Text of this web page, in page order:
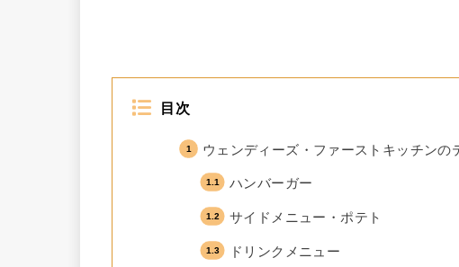
目次
ウェンディーズ・ファーストキッチンの
ハンバーガー
サイドメニュー・ポテト
ドリンクメニュー